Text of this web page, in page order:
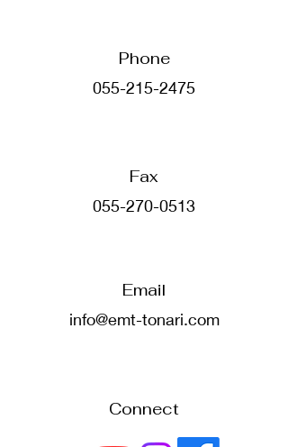
Phone
055-215-2475
​Fax
055-270-0513
Email
info@emt-tonari.com
Connect